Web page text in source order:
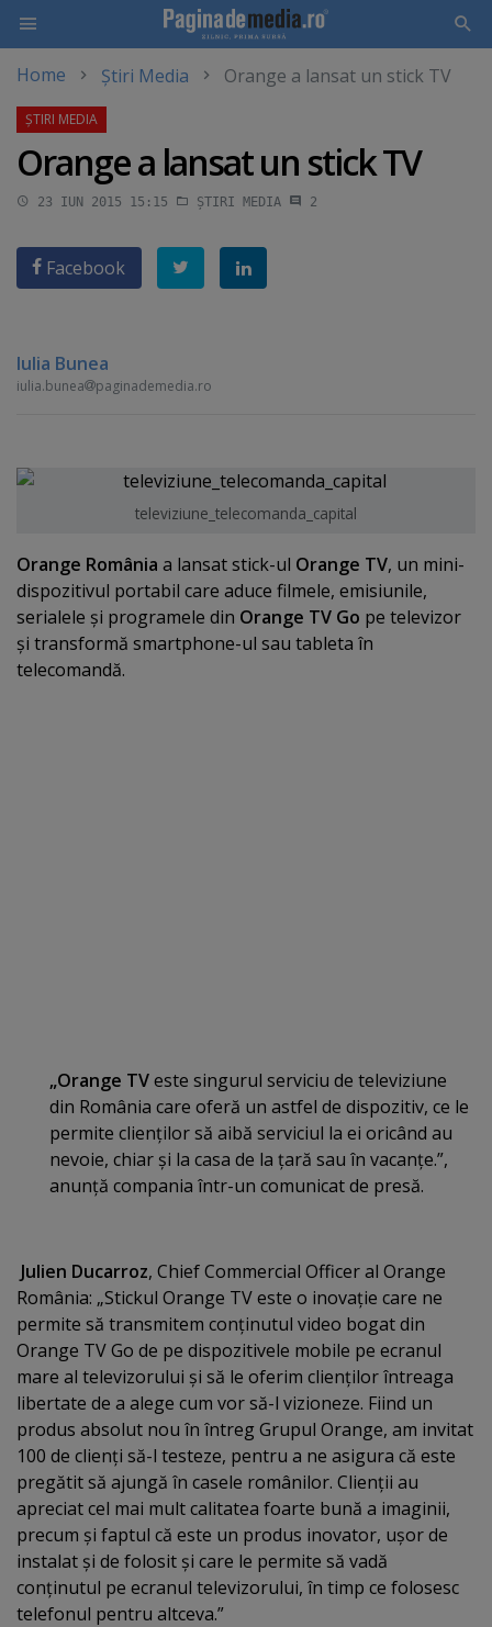
content
Home Știri Media Orange a lansat un stick TV
Orange a lansat un stick TV
23 IUN 2015 15:15 ȘTIRI MEDIA 2
Facebook
Iulia Bunea
iulia.bunea paginademedia.ro
televiziune_telecomanda_capital
Orange România a lansat stick-ul Orange TV, un mini-
dispozitivul portabil care aduce filmele, emisiunile,
serialele şi programele din Orange TV Go pe televizor
şi transformă smartphone-ul sau tableta în
telecomandă.
„Orange TVeste singurul serviciu de televiziune
din România care oferă un astfel de dispozitiv, ce le
permite clienţilor să aibă serviciul la ei oricând au
nevoie, chiar şi la casa de la ţară sau în vacanţe.”,
anunţă compania într-un comunicat de presă.
Julien Ducarroz, Chief Commercial Officer al Orange
România: „Stickul Orange TV este o inovaţie care ne
permite să transmitem conţinutul video bogat din
Orange TV Go de pe dispozitivele mobile pe ecranul
mare al televizorului şi să le oferim clienţilor întreaga
libertate de a alege cum vor să-l vizioneze. Fiind un
produs absolut nou în întreg Grupul Orange, am invitat
100 de clienţi să-l testeze, pentru a ne asigura că este
pregătit să ajungă în casele românilor. Clienţii au
apreciat cel mai mult calitatea foarte bună a imaginii,
precum şi faptul că este un produs inovator, uşor de
instalat şi de folosit şi care le permite să vadă
conţinutul pe ecranul televizorului, în timp ce folosesc
telefonul pentru altceva.”